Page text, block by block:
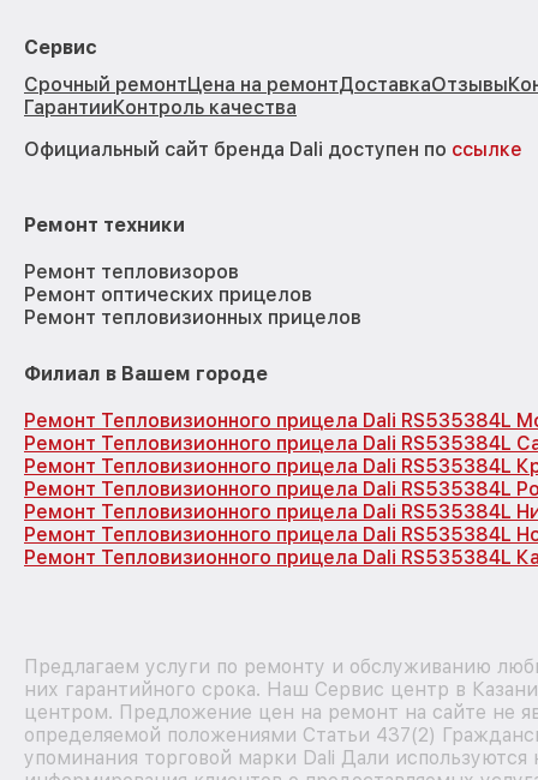
Сервис
Срочный ремонтЦена на ремонтДоставкаОтзывы
ГарантииКонтроль качества
Официальный сайт бренда Dali доступен по ссылке
Ремонт техники
Ремонт тепловизоров
Ремонт оптических прицелов
Ремонт тепловизионных прицелов
Филиал в Вашем городе
Ремонт Тепловизионного прицела Dali RS535384L
Ремонт Тепловизионного прицела Dali RS535384L
Ремонт Тепловизионного прицела Dali RS535384L
Ремонт Тепловизионного прицела Dali RS535384L
Ремонт Тепловизионного прицела Dali RS535384L
Ремонт Тепловизионного прицела Dali RS535384L
Ремонт Тепловизионного прицела Dali RS535384L
Предлагаем услуги по ремонту и обслуживанию
них гарантийного срока. Наш Сервис центр в
центром. Предложение цен на ремонт на сайте не
определяемой положениями Статьи 437(2)
упоминания торговой марки Dali Дали